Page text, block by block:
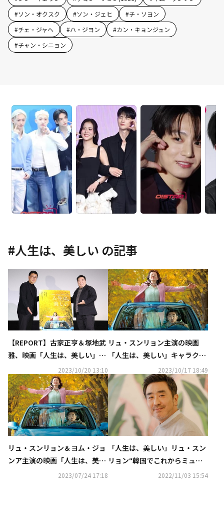
#ソン・オクスク #ソン・ジェヒ #チ・ソヨン
#チェ・ジャヘ #ハ・ジヨン #カン・キョンジュン
#チャン・シニョン
#人生は、美しい の記事
【REPORT】古家正亨＆塚地武
雅、映画「人生は、美しい」プ
レミア上映会イベントに登
場！“心がむちゃくちゃ動かさ
れた”
2023/10/20 13:10
リュ・スンリョン主演の映画
「人生は、美しい」キャラクタ
ー映像が解禁！森三中の大島美
幸＆藤井隆らの絶賛コメントも
到着
2023/10/17 18:49
リュ・スンリョン＆ヨム・ジョ
ンア主演の映画「人生は、美し
い」11月3日に日本で公開決
2023/07/24 17:18
「人生は、美しい」リュ・スン
リョン“韓国でこれからミュー
ジカル映画は増えていくと思
2022/11/03 15:54